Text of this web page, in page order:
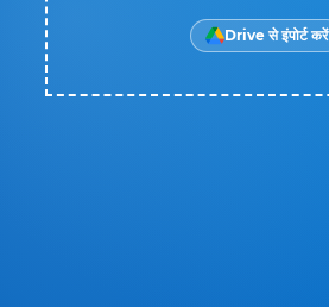
Drive से इंपोर्ट करें